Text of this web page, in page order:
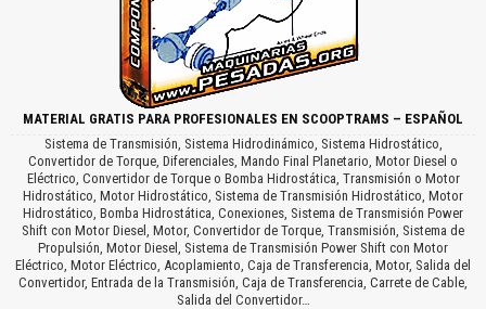
MATERIAL GRATIS PARA PROFESIONALES EN SCOOPTRAMS – ESPAÑOL
Sistema de Transmisión, Sistema Hidrodinámico, Sistema Hidrostático,
Convertidor de Torque, Diferenciales, Mando Final Planetario, Motor Diesel o
Eléctrico, Convertidor de Torque o Bomba Hidrostática, Transmisión o Motor
Hidrostático, Motor Hidrostático, Sistema de Transmisión Hidrostático, Motor
Hidrostático, Bomba Hidrostática, Conexiones, Sistema de Transmisión Power
Shift con Motor Diesel, Motor, Convertidor de Torque, Transmisión, Sistema de
Propulsión, Motor Diesel, Sistema de Transmisión Power Shift con Motor
Eléctrico, Motor Eléctrico, Acoplamiento, Caja de Transferencia, Motor, Salida del
Convertidor, Entrada de la Transmisión, Caja de Transferencia, Carrete de Cable,
Salida del Convertidor…